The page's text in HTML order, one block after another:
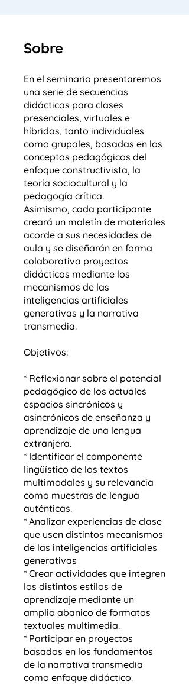
Sobre
En el seminario presentaremos
una serie de secuencias
didácticas para clases
presenciales, virtuales e
híbridas, tanto individuales
como grupales, basadas en los
conceptos pedagógicos del
enfoque constructivista, la
teoría sociocultural y la
pedagogía crítica.
Asimismo, cada participante
creará un maletín de materiales
acorde a sus necesidades de
aula y se diseñarán en forma
colaborativa proyectos
didácticos mediante los
mecanismos de las
inteligencias artificiales
generativas y la narrativa
transmedia.
Objetivos:
* Reflexionar sobre el potencial
pedagógico de los actuales
espacios sincrónicos y
asincrónicos de enseñanza y
aprendizaje de una lengua
extranjera. ​
* Identificar el componente
lingüístico de los textos
multimodales y su relevancia
como muestras de lengua
auténticas.
* Analizar experiencias de clase
que usen distintos mecanismos
de las inteligencias artificiales
generativas ​
* Crear actividades que integren
los distintos estilos de
aprendizaje mediante un
amplio abanico de formatos
textuales multimedia.
* Participar en proyectos
basados en los fundamentos
de la narrativa transmedia
como enfoque didáctico.